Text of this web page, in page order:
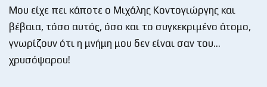
Μου είχε πει κάποτε ο Μιχάλης Κοντογιώργης και
βέβαια, τόσο αυτός, όσο και το συγκεκριμένο άτομο,
γνωρίζουν ότι η μνήμη μου δεν είναι σαν του…
χρυσόψαρου!